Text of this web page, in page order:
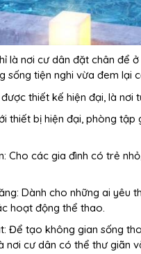
là nơi cư dân đặt chân để
tiện nghi vừa đem lại
thiết kế hiện đại, là
thiết bị hiện đại, phòng
Cho các gia đình có trẻ
Dành cho những ai yêu
hoạt động thể thao.
Để tạo không gian sống
nơi cư dân có thể thư giãn